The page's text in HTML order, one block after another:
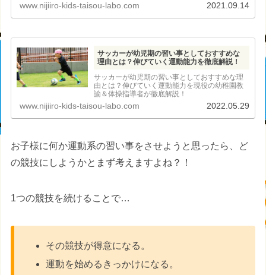
www.nijiiro-kids-taisou-labo.com 2021.09.14
サッカーが幼児期の習い事としておすすめな
理由とは？伸びていく運動能力を徹底解説！
サッカーが幼児期の習い事としておすすめな理
由とは？伸びていく運動能力を現役の幼稚園教
諭＆体操指導者が徹底解説！
www.nijiiro-kids-taisou-labo.com 2022.05.29
お子様に何か運動系の習い事をさせようと思ったら、ど
の競技にしようかとまず考えますよね？！
1つの競技を続けることで…
その競技が得意になる。
運動を始めるきっかけになる。